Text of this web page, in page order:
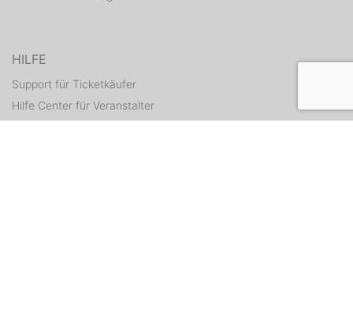
HILFE
Support für Ticketkäufer
Hilfe Center für Veranstalter